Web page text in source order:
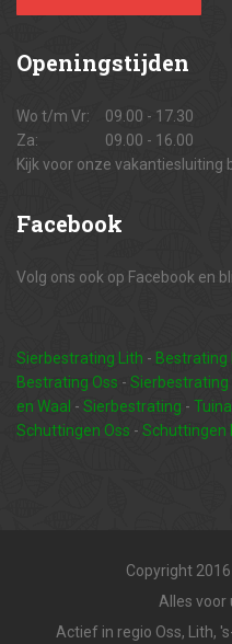
Openingstijden
Wo t/m Vr:
09.00 - 17.30
Za:
09.00 - 16.00
Kijk voor onze vakantiesluiting
Facebook
Volg ons ook op Facebook en
Sierbestrating Lith - Bestrating
Bestrating Oss - Sierbestrating
en Waal - Sierbestrating -
Schuttingen Oss - Schuttingen
Copyright
Alles voor
Actief in regio Oss, Lith,